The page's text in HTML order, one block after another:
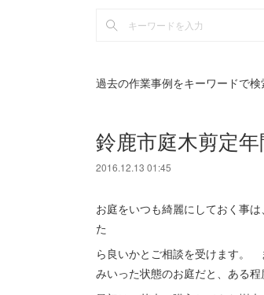
過去の作業事例をキーワードで
鈴鹿市庭木剪定
2016.12.13 01:45
お庭をいつも綺麗にしておく事
た
ら良いかとご相談を受けます。
みいった状態のお庭だと、ある